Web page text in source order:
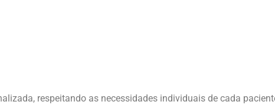
respeitando as necessidades individuais de cada